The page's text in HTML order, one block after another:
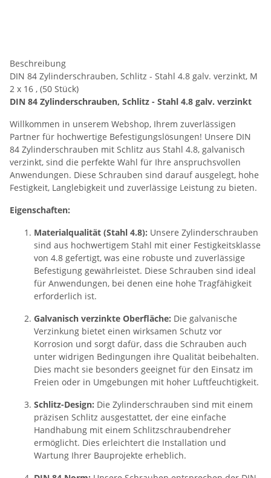
Beschreibung
DIN 84 Zylinderschrauben, Schlitz - Stahl 4.8 galv. verzinkt, M
2 x 16 , (50 Stück)
DIN 84 Zylinderschrauben, Schlitz - Stahl 4.8 galv. verzinkt
Willkommen in unserem Webshop, Ihrem zuverlässigen
Partner für hochwertige Befestigungslösungen! Unsere DIN
84 Zylinderschrauben mit Schlitz aus Stahl 4.8, galvanisch
verzinkt, sind die perfekte Wahl für Ihre anspruchsvollen
Anwendungen. Diese Schrauben sind darauf ausgelegt, hohe
Festigkeit, Langlebigkeit und zuverlässige Leistung zu bieten.
Eigenschaften:
Materialqualität (Stahl 4.8): Unsere Zylinderschrauben
sind aus hochwertigem Stahl mit einer Festigkeitsklasse
von 4.8 gefertigt, was eine robuste und zuverlässige
Befestigung gewährleistet. Diese Schrauben sind ideal
für Anwendungen, bei denen eine hohe Tragfähigkeit
erforderlich ist.
Galvanisch verzinkte Oberfläche: Die galvanische
Verzinkung bietet einen wirksamen Schutz vor
Korrosion und sorgt dafür, dass die Schrauben auch
unter widrigen Bedingungen ihre Qualität beibehalten.
Dies macht sie besonders geeignet für den Einsatz im
Freien oder in Umgebungen mit hoher Luftfeuchtigkeit.
Schlitz-Design: Die Zylinderschrauben sind mit einem
präzisen Schlitz ausgestattet, der eine einfache
Handhabung mit einem Schlitzschraubendreher
ermöglicht. Dies erleichtert die Installation und
Wartung Ihrer Bauprojekte erheblich.